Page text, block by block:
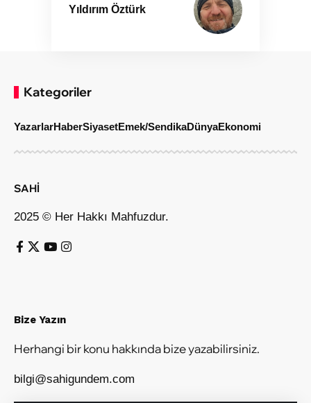
Yıldırım Öztürk
Kategoriler
YazarlarHaberSiyasetEmek/SendikaDünyaEkonomi
SAHİ
2025 © Her Hakkı Mahfuzdur.
Bize Yazın
Herhangi bir konu hakkında bize yazabilirsiniz.
bilgi@sahigundem.com